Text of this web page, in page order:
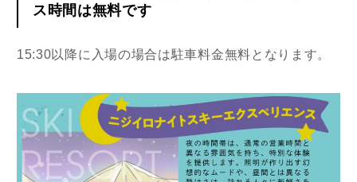
ス時間は無料です
15:30以降に入場の場合は駐車料金無料となります。